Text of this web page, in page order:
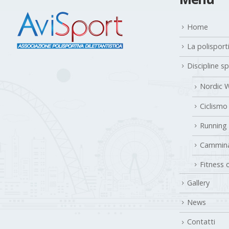
Home
La
Discipline
Nordic
Running
Fitness
Gallery
News
Contatti